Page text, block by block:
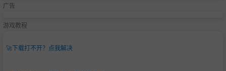
广告
游戏教程
🚀下载打不开？点我解决